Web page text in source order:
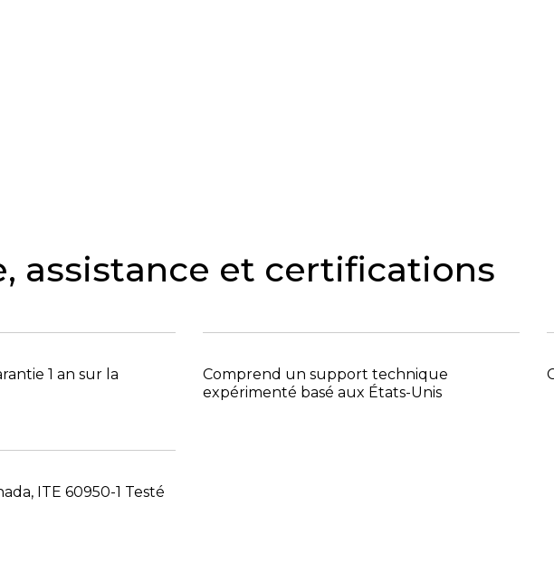
assistance et certifications
1 an sur la
Comprend un support technique
expérimenté basé aux États-Unis
ITE 60950-1 Testé